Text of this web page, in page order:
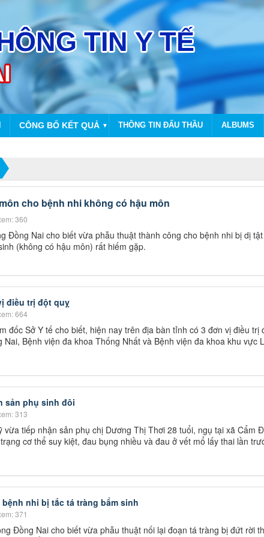
CÔNG BỐ KẾT QUẢ ▼ THÔNG TIN ĐẤU THẦU ALBUMS
cho bệnh nhi không có hậu môn
360
Đồng Nai cho biết vừa phẫu thuật thành công cho bệnh nhi bị dị
(không có hậu môn) rất hiếm gặp.
điều trị đột quỵ
664
đốc Sở Y tế cho biết, hiện nay trên địa bàn tỉnh có 3 đơn vị điều trị
Bệnh viện đa khoa Thống Nhất và Bệnh viện đa khoa khu vực
sản phụ sinh đôi
313
vừa tiếp nhận sản phụ chị Dương Thị Thơi 28 tuổi, ngụ tại xã Cẩm
cơ thể suy kiệt, đau bụng nhiều và đau ở vết mổ lấy thai lần
nhi bị tắc tá tràng bẩm sinh
371
Đồng Nai cho biết vừa phẫu thuật nối lại đoạn tá tràng bị đứt rời